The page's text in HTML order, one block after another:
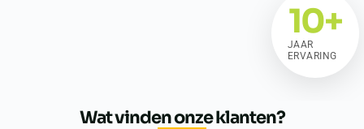
JAAR
ERVARING
10+
Wat vinden onze klanten?